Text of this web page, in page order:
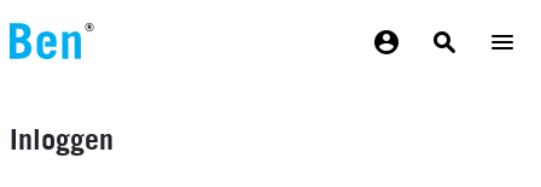
Inloggen